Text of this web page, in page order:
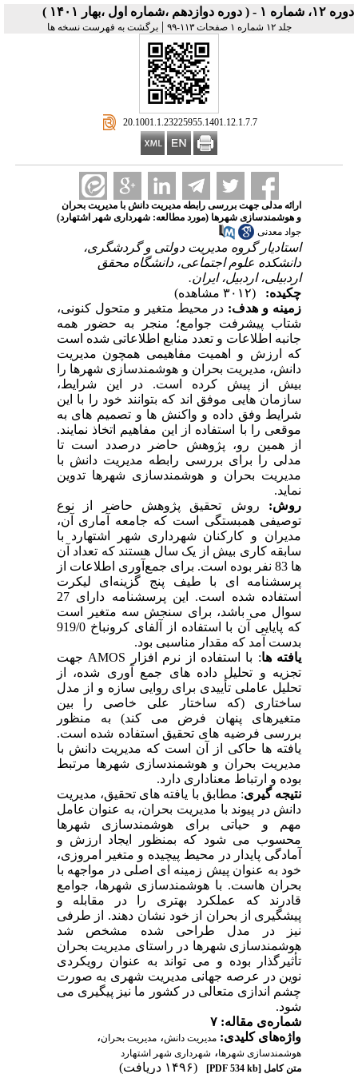
دوره ۱۲، شماره ۱ - ( دوره دوازدهم ،شماره اول ،بهار ۱۴۰۱ )
جلد ۱۲ شماره ۱ صفحات ۱۱۳-۹۹ | برگشت به فهرست نسخه ها
‎ 20.1001.1.23225955.1401.12.1.7.7
ارائه مدلی جهت بررسی رابطه مدیریت دانش با مدیریت بحران
و هوشمندسازی شهرها (مورد مطالعه: شهرداری شهر اشتهارد)
جواد معدنی
استادیار گروه مدیریت دولتی و گردشگری،
دانشکده علوم اجتماعی، دانشگاه محقق
اردبیلی، اردبیل، ایران.
چکیده:
(۳۰۱۲ مشاهده)
زمینه و هدف: در محیط متغیر و متحول کنونی،
شتاب پیشرفت جوامع؛ منجر به حضور همه
جانبه اطلاعات و تعدد منابع اطلاعاتی شده است
که ارزش و اهمیت مفاهیمی همچون مدیریت
دانش، مدیریت بحران و هوشمندسازی شهرها را
بیش از پیش کرده است. در این شرایط،
سازمان هایی موفق اند که بتوانند خود را با این
شرایط وفق داده و واکنش ها و تصمیم های به
موقعی را با استفاده از این مفاهیم اتخاذ نمایند.
از همین رو، پژوهش حاضر درصدد است تا
مدلی را برای بررسی رابطه مدیریت دانش با
مدیریت بحران و هوشمندسازی شهرها تدوین
نماید.
روش: روش تحقیق پژوهش حاضر از نوع
توصیفی همبستگی است که جامعه آماری آن،
مدیران و کارکنان شهرداری شهر اشتهارد با
سابقه کاری بیش از یک سال هستند که تعداد آن
ها 83 نفر بوده است. برای جمع‌آوری اطلاعات از
پرسشنامه ای‌ با طیف پنج گزینه‌ای لیکرت
استفاده شده است. این پرسشنامه دارای 27
سوال می باشد، برای سنجش سه متغیر است
که پایایی آن با استفاده از آلفای کرونباخ 919/0
بدست آمد که مقدار مناسبی بود.
یافته ها: با استفاده از نرم افزار AMOS جهت
تجزیه و تحلیل داده های جمع آوری شده، از
تحلیل عاملی تأییدی برای روایی سازه و از مدل
ساختاری (که ساختار علی خاصی را بین
متغیرهای پنهان فرض می کند) به منظور
بررسی فرضیه های تحقیق استفاده شده است.
یافته ها حاکی از آن است که مدیریت دانش با
مدیریت بحران و هوشمندسازی شهرها مرتبط
بوده و ارتباط معناداری دارد.
نتیجه گیری: مطابق با یافته های تحقیق، مدیریت
دانش در پیوند با مدیریت بحران، به عنوان عامل
مهم و حیاتی برای هوشمندسازی شهرها
محسوب می شود که بمنظور ایجاد ارزش و
آمادگی پایدار در محیط پیچیده و متغیر امروزی،
خود به عنوان پیش زمینه ای اصلی در مواجهه با
بحران هاست. با هوشمندسازی شهرها، جوامع
قادرند که عملکرد بهتری را در مقابله و
پیشگیری از بحران از خود نشان دهند. از طرفی
نیز در مدل طراحی شده مشخص شد
هوشمندسازی شهرها در راستای مدیریت بحران
تأثیرگذار بوده و می تواند به عنوان رویکردی
نوین در عرصه جهانی مدیریت شهری به صورت
چشم اندازی متعالی در کشور ما نیز پیگیری می
شود.
شماره‌ی مقاله: ۷
واژه‌های کلیدی: مدیریت دانش، مدیریت بحران،
هوشمندسازی شهرها، شهرداری شهر اشتهارد
متن کامل[PDF 534 kb] (۱۴۹۶ دریافت)